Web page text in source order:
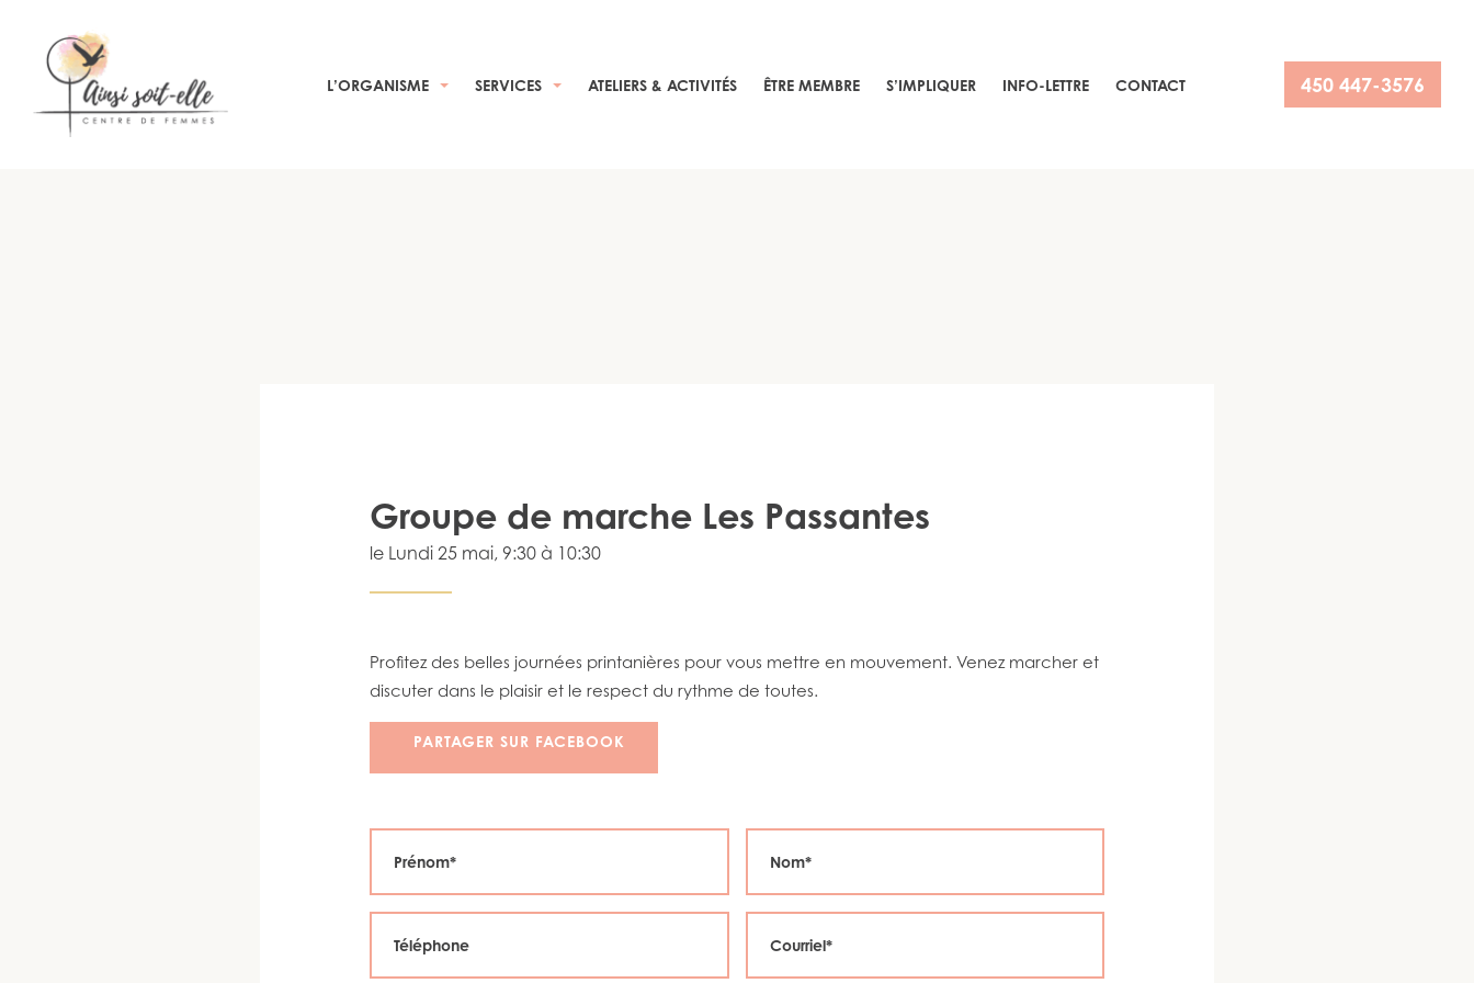
L’ORGANISME SERVICES ATELIERS & ACTIVITÉS ÊTRE MEMBRE S’IMPLIQUER INFO-LETTRE CONTACT 450 447-3576
Groupe de marche Les Passantes
le Lundi 25 mai, 9:30 à 10:30
Profitez des belles journées printanières pour vous mettre en mouvement. Venez marcher et
discuter dans le plaisir et le respect du rythme de toutes.
PARTAGER SUR FACEBOOK